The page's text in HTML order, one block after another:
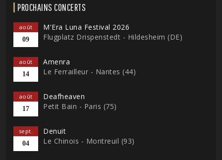
PROCHAINS CONCERTS
août
09
M'Era Luna Festival 2026
Flugplatz Drispenstedt - Hildesheim (DE)
août
14
Amenra
Le Ferrailleur - Nantes (44)
août
17
Deafheaven
Petit Bain - Paris (75)
sept.
04
Denuit
Le Chinois - Montreuil (93)